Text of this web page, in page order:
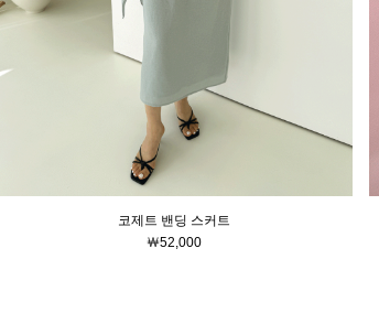
코제트 밴딩 스커트
￦52,000